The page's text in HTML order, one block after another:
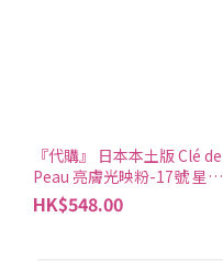
『代購』 日本本土版 Clé de
Peau 亮膚光映粉-17號 星光
閃耀| LUMINIZING FACE
ENHANCER|CPB|搵好西
HK$548.00